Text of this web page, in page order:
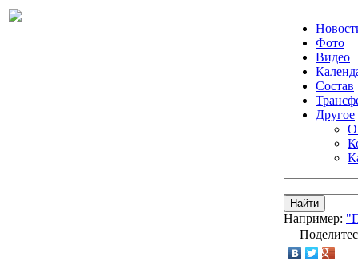
Фото
Видео
Состав
Другое
О
Найти
Например: